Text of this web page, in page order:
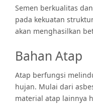
Semen berkualitas
pada kekuatan
akan menghasilkan
Bahan Atap
Atap berfungsi
hujan. Mulai dari
material atap lainnya